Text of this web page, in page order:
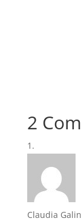
2
Claudia